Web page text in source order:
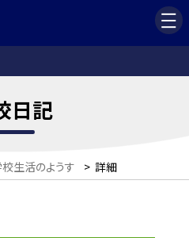
日記
生活のようす > 詳細